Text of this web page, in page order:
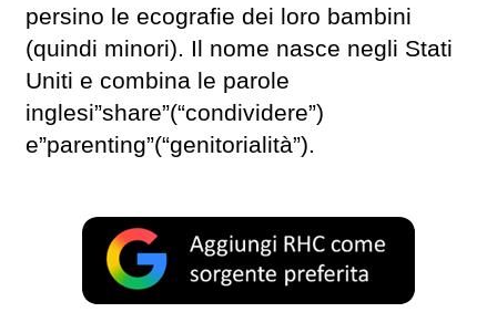
persino le ecografie dei loro bambini
(quindi minori). Il nome nasce negli Stati
Uniti e combina le parole
inglesi”share”(“condividere”)
e”parenting”(“genitorialità”).